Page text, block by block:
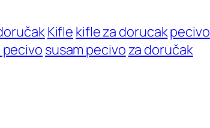
Kifle kifle za dorucakpecivo
pecivosusam pecivoza doručak